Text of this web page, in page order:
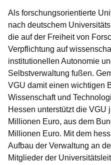
Als forschungsorientierte
nach deutschem
die auf der Freiheit von
Verpflichtung auf
institutionellen Autonomie
Selbstverwaltung fußen.
VGU damit einen wichtigen
Wissenschaft und
Hessen unterstützt die VGU
Millionen Euro, aus dem
Millionen Euro. Mit dem
Aufbau der Verwaltung an
Mitglieder der